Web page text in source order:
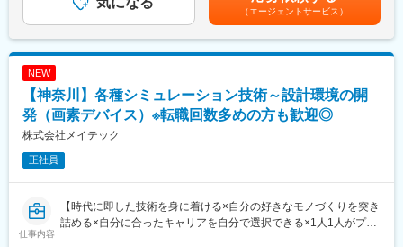
◇検証・解析
・単体／結合テストの設計・実施
・軽微なコード修正（処理単位の補完など）
◇車載エアコン制御ソフトウェアの開発
◇次世代カーナビゲーションシステム制御ソフトウェアの開発
◇半導体製造装置の制御ソフトウェアの開発
■当社の魅力ポイント：
◇長期で安心して働ける環境
・定年65歳より、腰を据えて働くことが可能
・長期案件が多く、安定した参画が可能
◇経験が活きる工程が中心
（エージェントサービス）
NEW
【神奈川】各種シミュレーション技術～設計環境の開
発（画素デバイス）※転職回数多めの方も歓迎◎
株式会社メイテック
正社員
仕事内容
【時代に即した技術を身に着ける×自分の好きなモノづくりを突き
詰める×自分に合ったキャリアを自分で選択できる×1人1人がプロ